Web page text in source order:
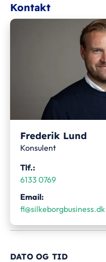
Kontakt
Frederik Lund
Konsulent
Tlf.:
6133 0769
Email:
fl@silkeborgbusiness.dk
DATO OG TID